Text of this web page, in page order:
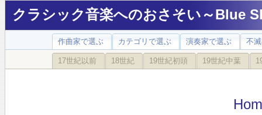
クラシック音楽へのおさそい～Blue
作曲家で選ぶ カテゴリで選ぶ 演奏家で選ぶ 不
17世紀以前 18世紀 19世紀初頭 19世紀中葉